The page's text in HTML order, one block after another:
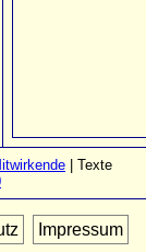
| Texte
Impressum